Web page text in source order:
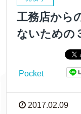
工務店から
ないための
Pocket
2017.02.09